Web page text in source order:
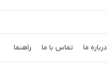
درباره ما تماس با ما راهنما